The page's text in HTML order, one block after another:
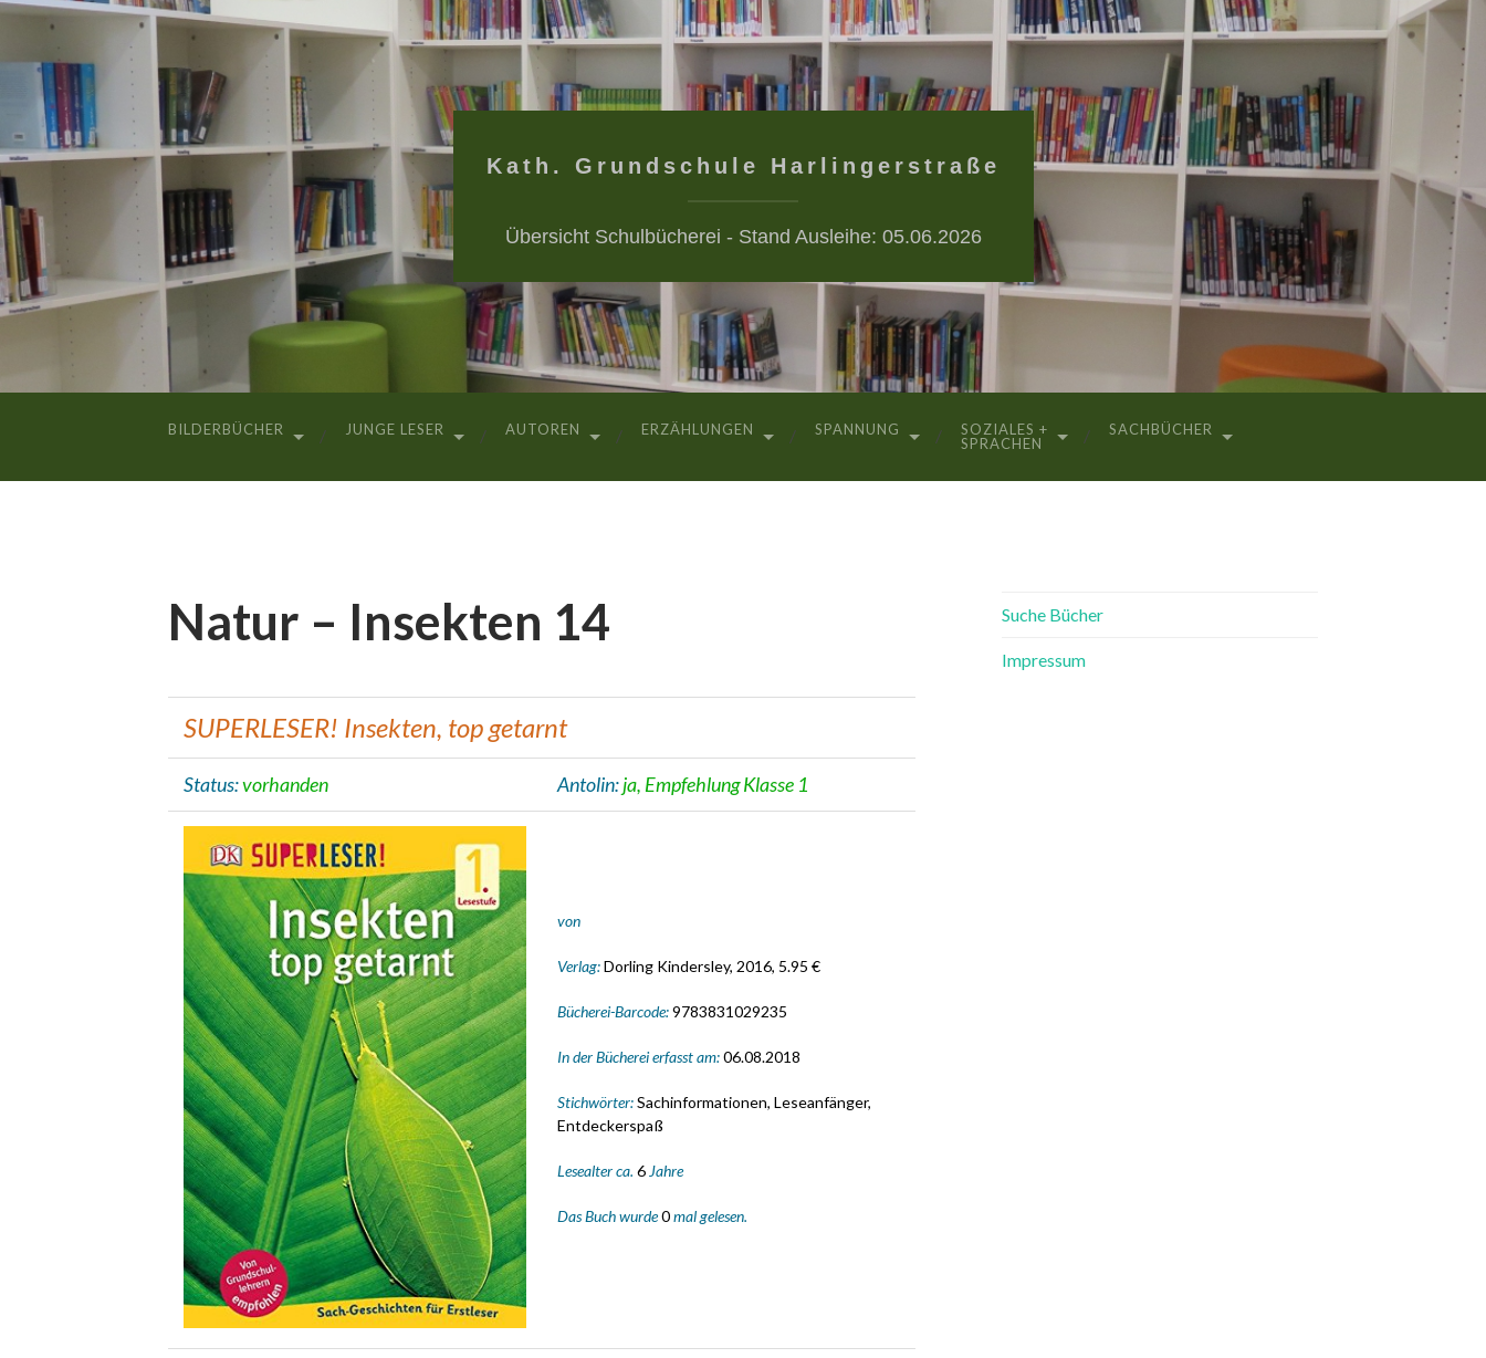
Kath. Grundschule Harlingerstraße
Übersicht Schulbücherei - Stand Ausleihe: 05.06.2026
BILDERBÜCHER JUNGE LESER AUTOREN ERZÄHLUNGEN SPANNUNG
SOZIALES +
SPRACHEN
SACHBÜCHER
Natur – Insekten 14
SUPERLESER! Insekten, top getarnt
Status:vorhanden Antolin:ja, Empfehlung Klasse 1
von
Verlag:Dorling Kindersley, 2016, 5.95 €
Bücherei-Barcode:9783831029235
In der Bücherei erfasst am:06.08.2018
Stichwörter:Sachinformationen, Leseanfänger,
Entdeckerspaß
Lesealter ca. 6Jahre
Das Buch wurde0mal gelesen.
Suche Bücher
Impressum